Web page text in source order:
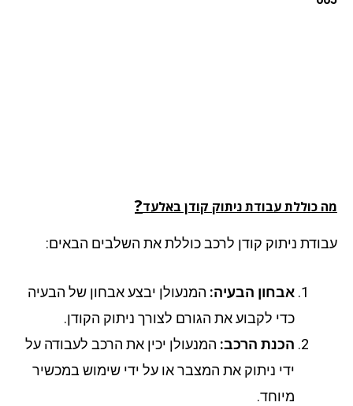
כוללת עבודת ניתוק קודן באלעד?
ניתוק קודן לרכב כוללת את השלבים הבאים:
אבחון הבעיה:המנעולן יבצע אבחון של הבעיה
כדי לקבוע את הגורם לצורך ניתוק הקודן.
הכנת הרכב:המנעולן יכין את הרכב לעבודה על
ידי ניתוק את המצבר או על ידי שימוש במכשיר
מיוחד.